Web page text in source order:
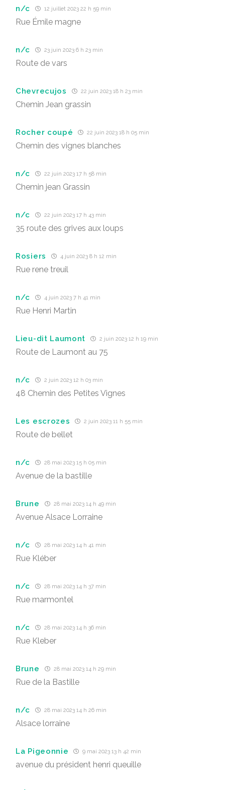
n/c 12 juillet 2023 22 h 59 min
Rue Émile magne
n/c 23 juin 2023 6 h 23 min
Route de vars
Chevrecujos 22 juin 2023 18 h 23 min
Chemin Jean grassin
Rocher coupé 22 juin 2023 18 h 05 min
Chemin des vignes blanches
n/c 22 juin 2023 17 h 58 min
Chemin jean Grassin
n/c 22 juin 2023 17 h 43 min
35 route des grives aux loups
Rosiers 4 juin 2023 8 h 12 min
Rue rene treuil
n/c 4 juin 2023 7 h 41 min
Rue Henri Martin
Lieu-dit Laumont 2 juin 2023 12 h 19 min
Route de Laumont au 75
n/c 2 juin 2023 12 h 03 min
48 Chemin des Petites Vignes
Les escrozes 2 juin 2023 11 h 55 min
Route de bellet
n/c 28 mai 2023 15 h 05 min
Avenue de la bastille
Brune 28 mai 2023 14 h 49 min
Avenue Alsace Lorraine
n/c 28 mai 2023 14 h 41 min
Rue Kléber
n/c 28 mai 2023 14 h 37 min
Rue marmontel
n/c 28 mai 2023 14 h 36 min
Rue Kleber
Brune 28 mai 2023 14 h 29 min
Rue de la Bastille
n/c 28 mai 2023 14 h 26 min
Alsace lorraine
La Pigeonnie 9 mai 2023 13 h 42 min
avenue du président henri queuille